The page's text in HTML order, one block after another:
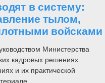
в систему:
тылом,
войсками
Министерства
кадровых решениях.
и их практической